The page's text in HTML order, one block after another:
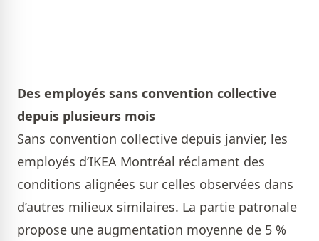
Des employés sans convention collective
depuis plusieurs mois
Sans convention collective depuis janvier, les
employés d’IKEA Montréal réclament des
conditions alignées sur celles observées dans
d’autres milieux similaires. La partie patronale
propose une augmentation moyenne de 5 %